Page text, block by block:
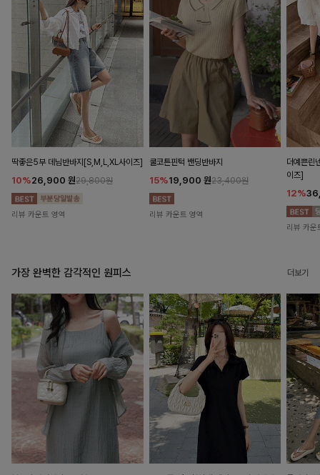
딱좋은5부 데님반바지[S,M,L,XL사이즈]
10%26,900 원29,800원
리뷰 카운트 영역
쿨코튼핀턱 밴딩반바지
15%19,900 원23,400원
리뷰 카운트 영역
더예쁜린
이즈]
12%
리뷰 카운
가장 완벽한 감각적인 원피스 더보기